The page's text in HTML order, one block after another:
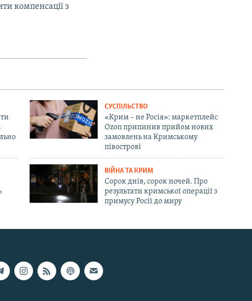
компенсації з
СУСПІЛЬСТВО
«Крим – не Росія»: маркетплейс
Ozon припинив прийом нових
замовлень на Кримському
півострові
ВІЙНА ТА КРИМ
Сорок днів, сорок ночей. Про
результати кримської операції з
примусу Росії до миру